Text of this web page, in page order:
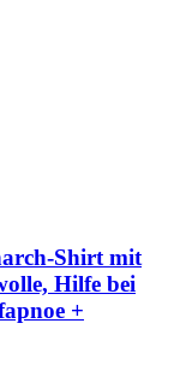
Shirt mit
Hilfe bei
+